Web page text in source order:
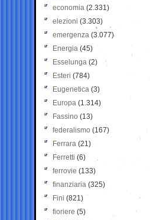
economia (2.331)
elezioni (3.303)
emergenza (3.077)
Energia (45)
Esselunga (2)
Esteri (784)
Eugenetica (3)
Europa (1.314)
Fassino (13)
federalismo (167)
Ferrara (21)
Ferretti (6)
ferrovie (133)
finanziaria (325)
Fini (821)
fioriere (5)